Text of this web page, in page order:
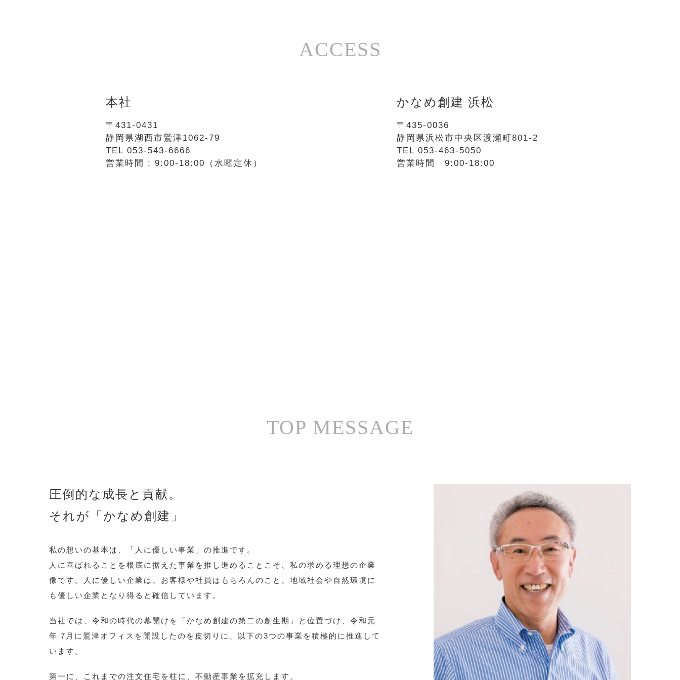
ACCESS
本社
〒431-0431
静岡県湖西市鷲津1062-79
TEL 053-543-6666
営業時間 : 9:00-18:00（水曜定休）
かなめ創建 浜松
〒435-0036
静岡県浜松市中央区渡瀬町801-2
TEL 053-463-5050
営業時間 9:00-18:00
TOP MESSAGE
圧倒的な成長と貢献。
それが「かなめ創建」
私の想いの基本は、「人に優しい事業」の推進です。
人に喜ばれることを根底に据えた事業を推し進めることこそ、私の求める理想の企業
像です。人に優しい企業は、お客様や社員はもちろんのこと、地域社会や自然環境に
も優しい企業となり得ると確信しています。
当社では、令和の時代の幕開けを「かなめ創建の第二の創生期」と位置づけ、令和元
年 7月に鷲津オフィスを開設したのを皮切りに、以下の3つの事業を積極的に推進して
います。
第一に、これまでの注文住宅を柱に、不動産事業を拡充します。